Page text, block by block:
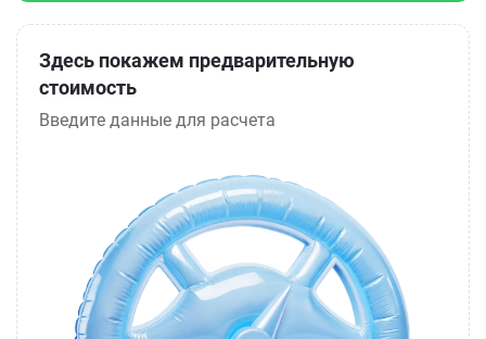
Здесь покажем предварительную
стоимость
Введите данные для расчета